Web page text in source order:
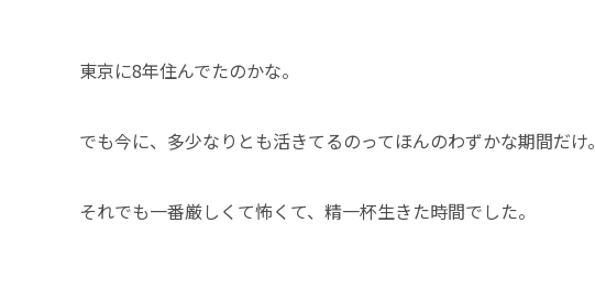
東京に8年住んでたのかな。
でも今に、多少なりとも活きてるのってほんのわずかな期間だけ。
それでも一番厳しくて怖くて、精一杯生きた時間でした。